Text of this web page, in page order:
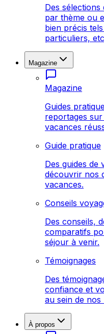
Des
par thème ou
bien précis
particuliers,
Magazine
Magazine
Guides
reportages
vacances
Guide pratique
Des guides
découvrir nos
vacances.
Conseils
Des conseils,
comparatifs
séjour à venir.
Témoignages
Des
confiance et
au sein de nos
À propos